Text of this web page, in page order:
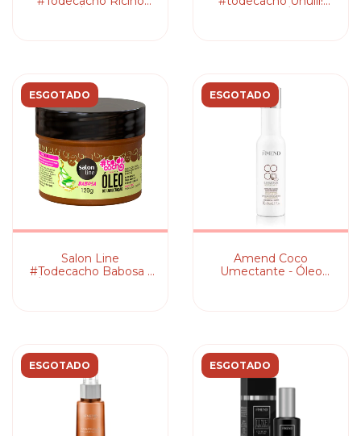
ESGOTADO
Salon Line
#Todecacho Babosa -
ESGOTADO
Amend Coco
Umectante - Óleo
ESGOTADO ESGOTADO